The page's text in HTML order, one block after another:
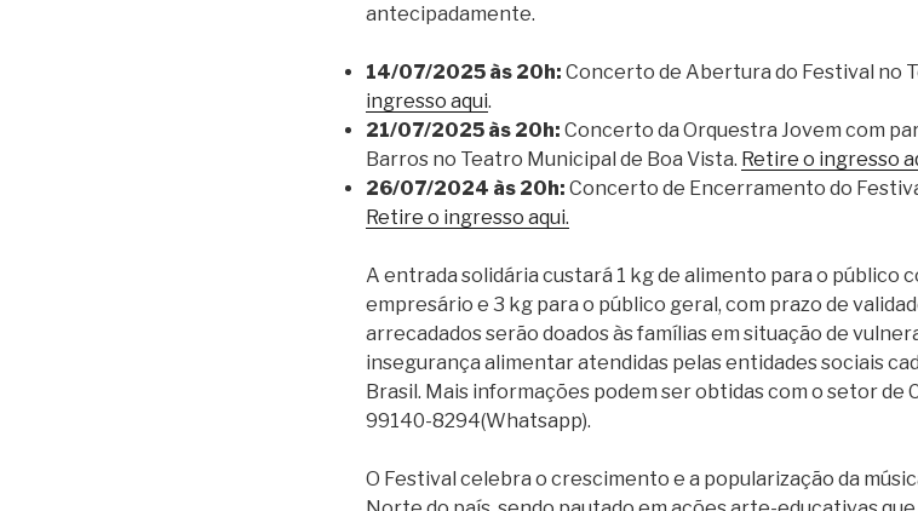
antecipadamente.
14/07/2025 às 20h: Concerto de Abertura do Festival no
ingresso aqui.
21/07/2025 às 20h: Concerto da Orquestra Jovem com
Barros no Teatro Municipal de Boa Vista. Retire o ingresso
26/07/2024 às 20h: Concerto de Encerramento do
Retire o ingresso aqui.
A entrada solidária custará 1 kg de alimento para o público
empresário e 3 kg para o público geral, com prazo de
arrecadados serão doados às famílias em situação de
insegurança alimentar atendidas pelas entidades sociais
Brasil. Mais informações podem ser obtidas com o setor de
99140-8294(Whatsapp).
O Festival celebra o crescimento e a popularização da